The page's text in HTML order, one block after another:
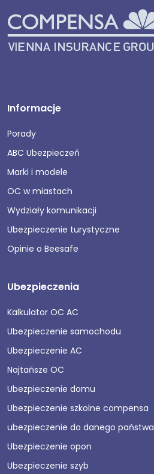
Informacje
Porady
ABC Ubezpieczeń
Marki i modele
OC w miastach
Wydziały komunikacji
Ubezpieczenie turystyczne
Opinie o Beesafe
Ubezpieczenia
Kalkulator OC AC
Ubezpieczenie samochodu
Ubezpieczenie AC
Najtańsze OC
Ubezpieczenie domu
Ubezpieczenie szkolne compensa
ubezpieczenie do danego państwa
Ubezpieczenie opon
Ubezpieczenie szyb